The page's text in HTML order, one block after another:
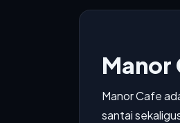
Manor
Manor Cafe
santai